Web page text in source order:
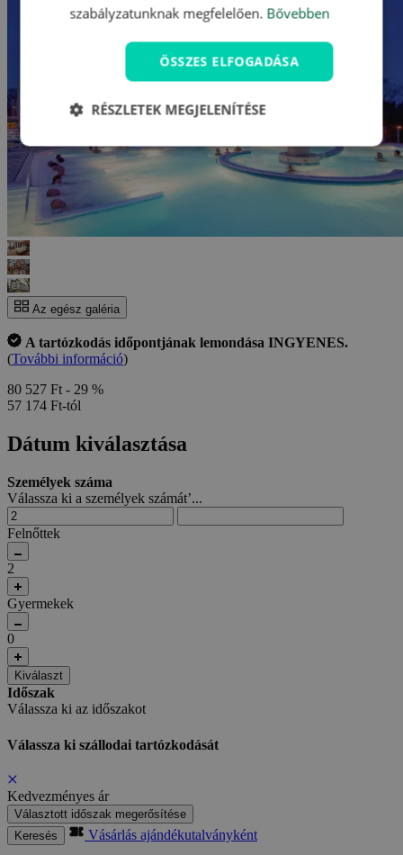
Az egész galéria
A tartózkodás időpontjának lemondása INGYENES.
(További információ)
80 527 Ft- 29 %
57 174 Ft-tól
Dátum kiválasztása
Személyek száma
Válassza ki a személyek számát’...
Felnőttek
2
Gyermekek
0
Kiválaszt
Időszak
Válassza ki az időszakot
Válassza ki szállodai tartózkodását
Kedvezményes ár
Választott időszak megerősítése
Keresés
Vásárlás ajándékutalványként
szabályzatunknak megfelelően. Bővebben
ÖSSZES ELFOGADÁSA
RÉSZLETEK MEGJELENÍTÉSE